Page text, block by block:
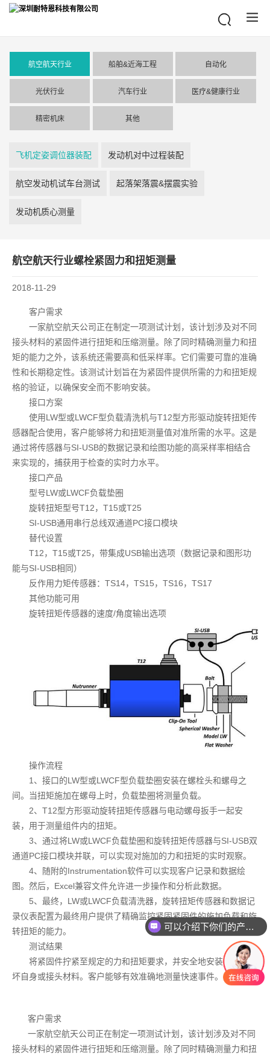
航空航天行业
飞机定姿调位器装配
发动机对中过程装配
试
起落架落震&摆震实
验
船舶&近海工程
船舶螺旋桨推力与扭
矩测试
自动化
机器人装配及测试
光伏行业
光伏硅片数控机床切
汽车行业
汽车路谱测试
汽车制动卡钳夹紧力
试
医疗&健康行业
精密机床 其他
飞机定姿调位器装配
发动机对中过程装配
航空发动机试车台测试 起落架落震&摆震实验
发动机质心测量
航空航天行业螺栓紧固力和扭矩测量
2018-11-29
客户需求
一家航空航天公司正在制定一项测试计划，该计划涉及对不同
接头材料的紧固件进行扭矩和压缩测量。除了同时精确测量力和扭
矩的能力之外，该系统还需要高和低采样率。它们需要可靠的准确
性和长期稳定性。该测试计划旨在为紧固件提供所需的力和扭矩规
格的验证，以确保安全而不影响安装。
接口方案
使用LW型或LWCF型负载清洗机与T12型方形驱动旋转扭矩传
感器配合使用，客户能够将力和扭矩测量值对准所需的水平。这是
通过将传感器与SI-USB的数据记录和绘图功能的高采样率相结合
来实现的，捕获用于检查的实时力水平。
接口产品
型号LW或LWCF负载垫圈
旋转扭矩型号T12，T15或T25
SI-USB通用串行总线双通道PC接口模块
替代设置
T12，T15或T25，带集成USB输出选项（数据记录和图形功
能与SI-USB相同）
反作用力矩传感器：TS14，TS15，TS16，TS17
其他功能可用
旋转扭矩传感器的速度/角度输出选项
操作流程
1、接口的LW型或LWCF型负载垫圈安装在螺栓头和螺母之
间。当扭矩施加在螺母上时，负载垫圈将测量负载。
2、T12型方形驱动旋转扭矩传感器与电动螺母扳手一起安
装，用于测量组件内的扭矩。
3、通过将LW或LWCF负载垫圈和旋转扭矩传感器与SI-USB双
通道PC接口模块并联，可以实现对施加的力和扭矩的实时观察。
4、随附的Instrumentation软件可以实现客户记录和数据绘
图。然后，Excel兼容文件允许进一步操作和分析此数据。
5、最终，LW或LWCF负载清洗器，旋转扭矩传感器和数据记
录仪表配置为最终用户提供了精确监控紧固紧固件的施加负载和旋
转扭矩的能力。
测试结果
将紧固件拧紧至规定的力和扭矩要求，并安全地安装，不会损
坏自身或接头材料。客户能够有效准确地测量快速事件。
客户需求
一家航空航天公司正在制定一项测试计划，该计划涉及对不同
接头材料的紧固件进行扭矩和压缩测量。除了同时精确测量力和扭